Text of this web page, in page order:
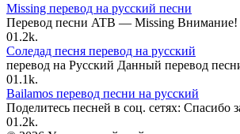
Missing перевод на русский песни
Перевод песни ATB — Missing Внимание!
01.2k.
Соледад песня перевод на русский
перевод на Русский Данный перевод
01.1k.
Bailamos перевод песни на русский
Поделитесь песней в соц. сетях: Спасибо
01.2k.